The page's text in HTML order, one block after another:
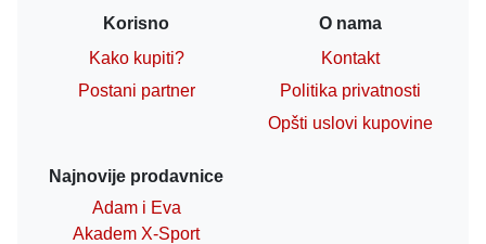
Korisno
Kako kupiti?
Postani partner
O nama
Kontakt
Politika privatnosti
Opšti uslovi kupovine
Najnovije prodavnice
Adam i Eva
Akadem X-Sport